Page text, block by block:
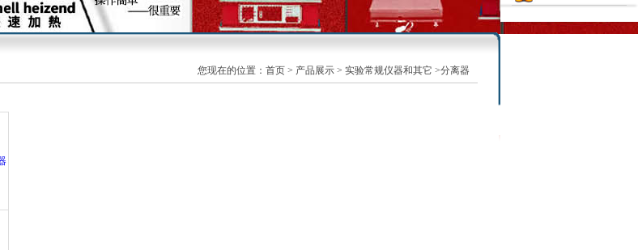
您现在的位置： 首页 > 产品展示 > 实验常规仪器和其它 >分离器